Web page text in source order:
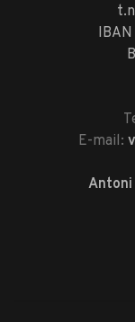
E-mail:
Antoni